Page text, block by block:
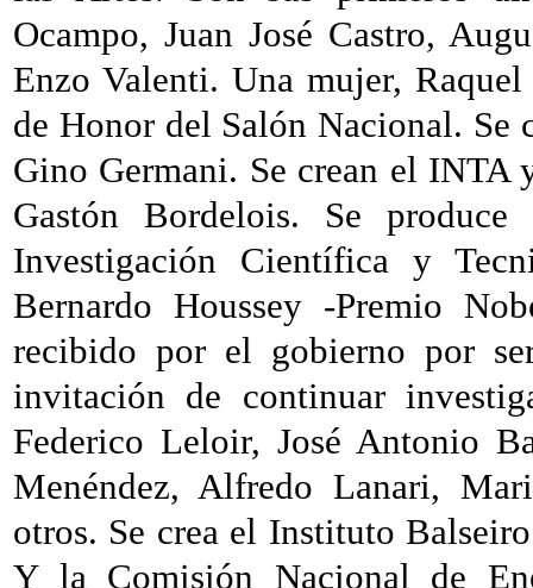
Ocampo, Juan José Castro,
Enzo Valenti. Una mujer,
de Honor del Salón Nacional. Se
Gino Germani. Se crean el INTA
Gastón Bordelois. Se
Investigación Científica y
Bernardo Houssey -Premio
recibido por el gobierno por
invitación de continuar
Federico Leloir, José Antonio
Menéndez, Alfredo Lanari,
otros. Se crea el Instituto
Y la Comisión Nacional de